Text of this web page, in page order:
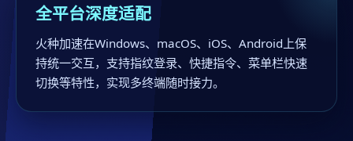
全平台深度适配
火种加速在Windows、macOS、iOS、Android上保
持统一交互，支持指纹登录、快捷指令、菜单栏快速
切换等特性，实现多终端随时接力。